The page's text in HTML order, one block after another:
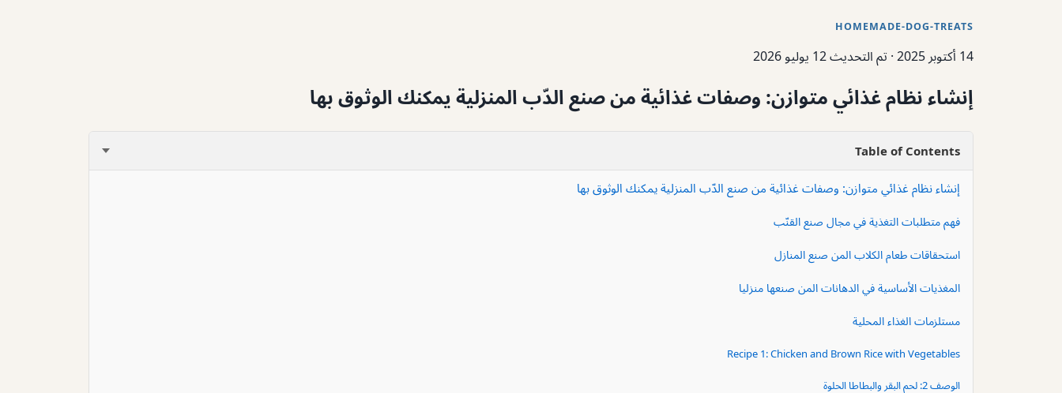
HOMEMADE-DOG-TREATS
14 أكتوبر 2025 · تم التحديث 12 يوليو 2026
إنشاء نظام غذائي متوازن: وصفات غذائية من صنع الدّب المنزلية يمكنك الوثوق بها
Table of Contents
إنشاء نظام غذائي متوازن: وصفات غذائية من صنع الدّب المنزلية يمكنك الوثوق بها
فهم متطلبات التغذية في مجال صنع القنّب
استحقاقات طعام الكلاب المن صنع المنازل
المغذيات الأساسية في الدهانات المن صنعها منزليا
مستلزمات الغذاء المحلية
Recipe 1: Chicken and Brown Rice with Vegetables
الوصف 2: لحم البقر والبطاطا الحلوة